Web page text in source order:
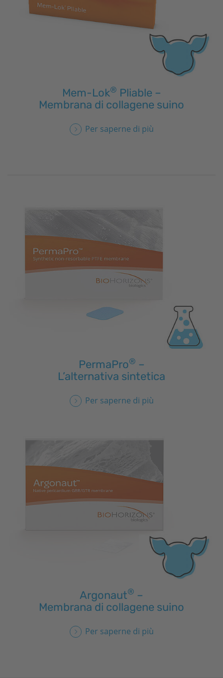
Mem-Lok® Pliable –
Membrana di collagene suino
Per saperne di più
PermaPro® –
L’alternativa sintetica
Per saperne di più
Argonaut® –
Membrana di collagene suino
Per saperne di più